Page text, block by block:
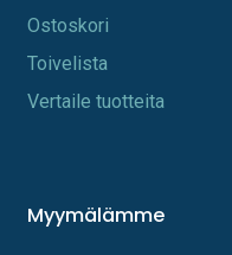
Os​toskori
Toi​velista
Vertaile tuotteita
Myymälämme